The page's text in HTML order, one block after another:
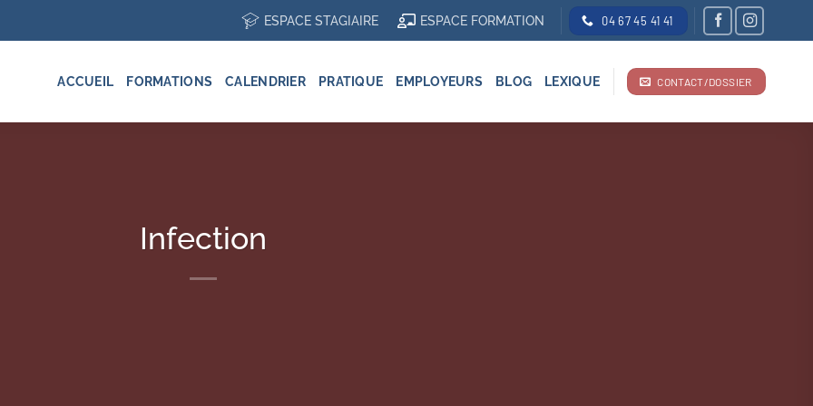
ESPACE STAGIAIRE ESPACE FORMATION 04 67 45 41 41
ACCUEIL FORMATIONS CALENDRIER PRATIQUE EMPLOYEURS BLOG LEXIQUE CONTACT/DOSSIER
Infection